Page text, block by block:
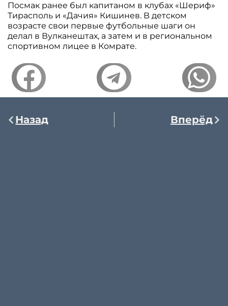
Посмак ранее был капитаном в клубах «Шериф»
Тирасполь и «Дачия» Кишинев. В детском
возрасте свои первые футбольные шаги он
делал в Вулканештах, а затем и в региональном
спортивном лицее в Комрате.
Назад Вперёд